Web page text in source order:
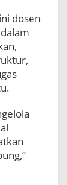
dosen